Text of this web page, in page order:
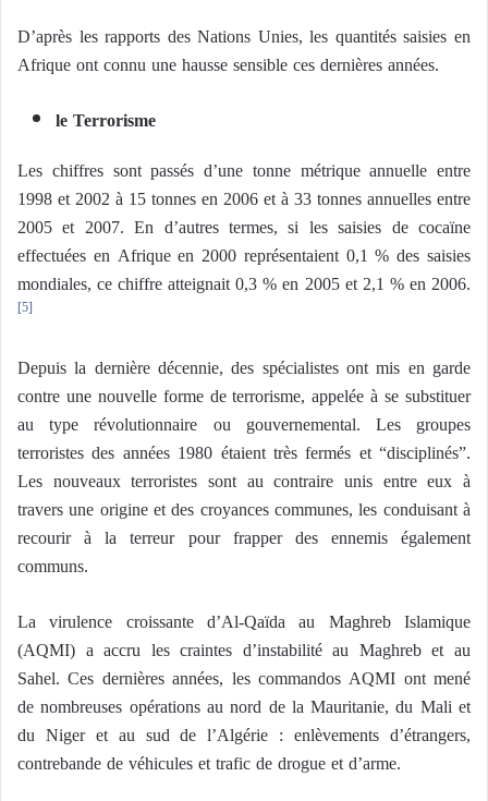
D’après les rapports des Nations Unies, les quantités saisies en
Afrique ont connu une hausse sensible ces dernières années.
le Terrorisme
Les chiffres sont passés d’une tonne métrique annuelle entre
1998 et 2002 à 15 tonnes en 2006 et à 33 tonnes annuelles entre
2005 et 2007. En d’autres termes, si les saisies de cocaïne
effectuées en Afrique en 2000 représentaient 0,1 % des saisies
mondiales, ce chiffre atteignait 0,3 % en 2005 et 2,1 % en 2006.
[5]
Depuis la dernière décennie, des spécialistes ont mis en garde
contre une nouvelle forme de terrorisme, appelée à se substituer
au type révolutionnaire ou gouvernemental. Les groupes
terroristes des années 1980 étaient très fermés et “disciplinés”.
Les nouveaux terroristes sont au contraire unis entre eux à
travers une origine et des croyances communes, les conduisant à
recourir à la terreur pour frapper des ennemis également
communs.
La virulence croissante d’Al-Qaïda au Maghreb Islamique
(AQMI) a accru les craintes d’instabilité au Maghreb et au
Sahel. Ces dernières années, les commandos AQMI ont mené
de nombreuses opérations au nord de la Mauritanie, du Mali et
du Niger et au sud de l’Algérie : enlèvements d’étrangers,
contrebande de véhicules et trafic de drogue et d’arme.